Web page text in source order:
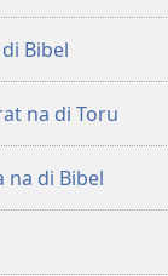
di
Tano
na
Imbaru
Bibel
na di Toru
na di Bibel